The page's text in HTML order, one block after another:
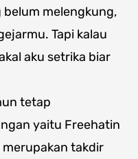
belum melengkung,
Tapi kalau
aku setrika biar
tetap
yaitu Freehatin
takdir